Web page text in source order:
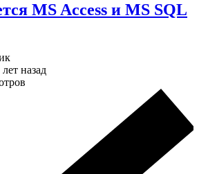
MS Access и MS SQL
назад